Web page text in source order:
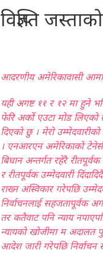
विज्ञप्ति
आदरणीय अमेरिकावासी
यही अगष्ट ११ र १२ मा हुने
फेरि अर्को एउटा मोड लिएको
दिएको छु । मेरो
। एनआरएन अमेरिकाको टेनेसी
बिधान अन्तर्गत रहेरै
र रीतपूर्वक उम्मेदवारी
राख्न अस्विकार गरेपछि
निर्वाचनलाई सहजतापूर्वक
तर कतैवाट पनि न्याय
न्यायको खोजीमा म अदालत
आदेश जारी गरेपछि निर्वाचन